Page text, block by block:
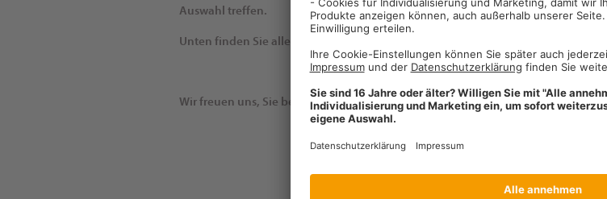
Auswahl treffen.
Unten finden Sie alle Details zu den Veranstaltungen.
Wir freuen uns, Sie begrüßen zu dürfen!